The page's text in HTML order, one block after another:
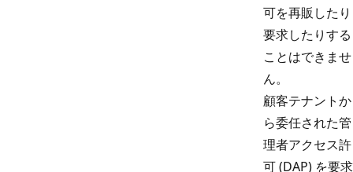
可を再販したり
要求したりする
ことはできませ
ん。
顧客テナントか
ら委任された管
理者アクセス許
可 (DAP) を要求